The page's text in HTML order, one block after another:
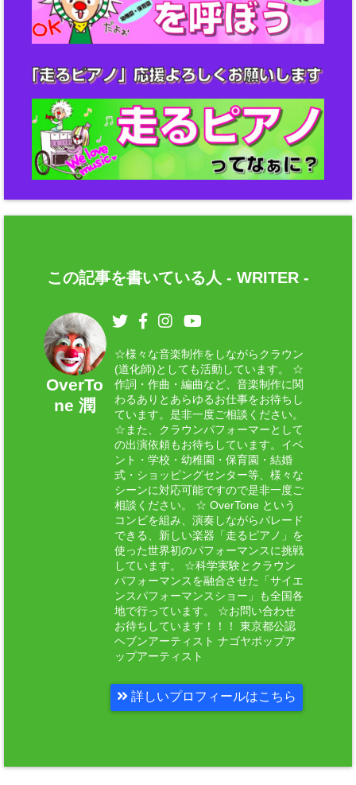
この記事を書いている人 - WRITER -
OverTo
ne 潤
☆様々な音楽制作をしながらクラウン
(道化師)としても活動しています。 ☆
作詞・作曲・編曲など、音楽制作に関
わるありとあらゆるお仕事をお待ちし
ています。是非一度ご相談ください。
☆また、クラウンパフォーマーとして
の出演依頼もお待ちしています。イベ
ント・学校・幼稚園・保育園・結婚
式・ショッピングセンター等、様々な
シーンに対応可能ですので是非一度ご
相談ください。 ☆ OverTone という
コンビを組み、演奏しながらパレード
できる、新しい楽器「走るピアノ」を
使った世界初のパフォーマンスに挑戦
しています。 ☆科学実験とクラウン
パフォーマンスを融合させた「サイエ
ンスパフォーマンスショー」も全国各
地で行っています。 ☆お問い合わせ
お待ちしています！！！ 東京都公認
ヘブンアーティスト ナゴヤポップア
ップアーティスト
詳しいプロフィールはこちら